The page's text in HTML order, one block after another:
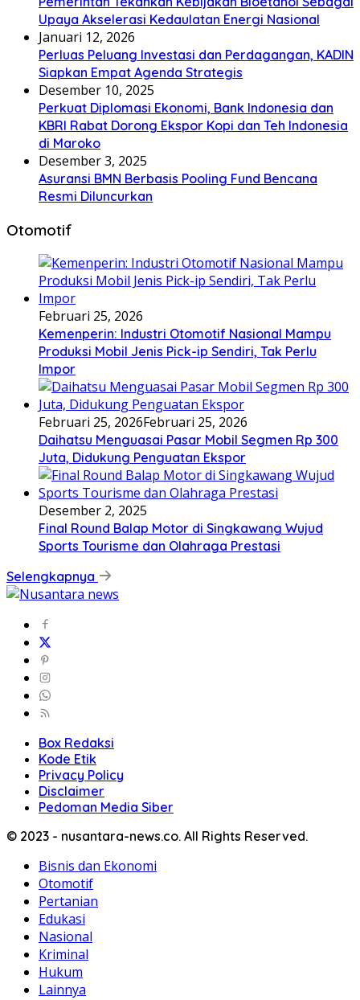
Upaya Akselerasi Kedaulatan Energi Nasional
Januari 12, 2026
Perluas Peluang Investasi dan Perdagangan, KADIN
Siapkan Empat Agenda Strategis
Desember 10, 2025
Perkuat Diplomasi Ekonomi, Bank Indonesia dan
KBRI Rabat Dorong Ekspor Kopi dan Teh Indonesia
di Maroko
Desember 3, 2025
Asuransi BMN Berbasis Pooling Fund Bencana
Resmi Diluncurkan
Otomotif
Februari 25, 2026
Kemenperin: Industri Otomotif Nasional Mampu
Produksi Mobil Jenis Pick-ip Sendiri, Tak Perlu
Impor
Februari 25, 2026Februari 25, 2026
Daihatsu Menguasai Pasar Mobil Segmen Rp 300
Juta, Didukung Penguatan Ekspor
Desember 2, 2025
Final Round Balap Motor di Singkawang Wujud
Sports Tourisme dan Olahraga Prestasi
Selengkapnya
Box Redaksi
Kode Etik
Privacy Policy
Disclaimer
Pedoman Media Siber
© 2023 - nusantara-news.co. All Rights Reserved.
Bisnis dan Ekonomi
Otomotif
Pertanian
Edukasi
Nasional
Kriminal
Hukum
Lainnya